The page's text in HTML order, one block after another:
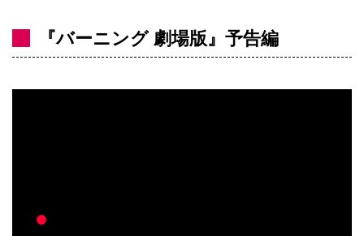
『バーニング 劇場版』予告編